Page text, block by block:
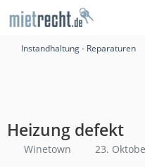
Instandhaltung - Reparaturen
Heizung defekt
Winetown 23.